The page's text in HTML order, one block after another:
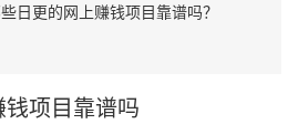
日更的网上赚钱项目靠谱吗？
项目靠谱吗